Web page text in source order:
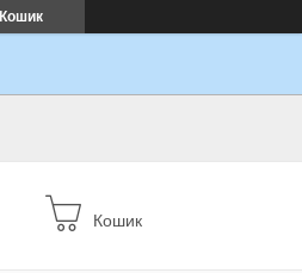
Кошик
Кошик